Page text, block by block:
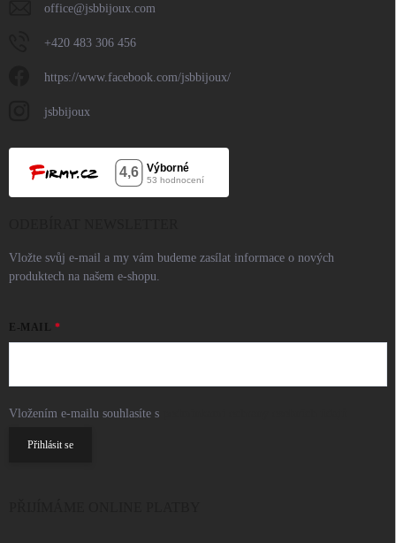
office@jsbbijoux.com
+420 483 306 456
https://www.facebook.com/jsbbijoux/
jsbbijoux
Vložte svůj e-mail a my vám budeme zasílat informace o nových
produktech na našem e-shopu.
E-MAIL
Vložením e-mailu souhlasíte s
Přihlásit se